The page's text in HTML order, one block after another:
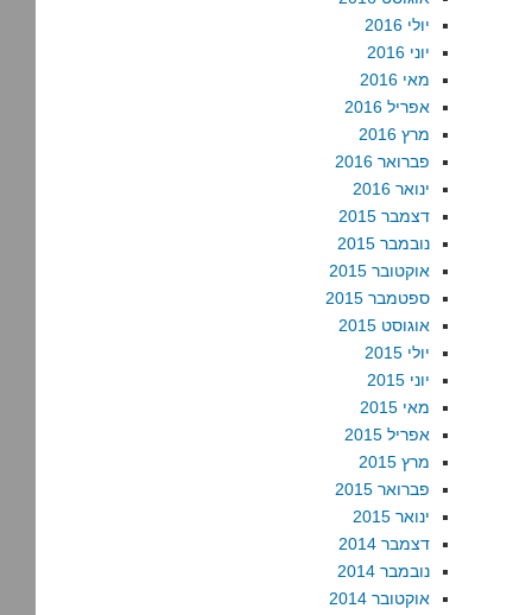
יולי 2016
יוני 2016
מאי 2016
אפריל 2016
מרץ 2016
פברואר 2016
ינואר 2016
דצמבר 2015
נובמבר 2015
אוקטובר 2015
ספטמבר 2015
אוגוסט 2015
יולי 2015
יוני 2015
מאי 2015
אפריל 2015
מרץ 2015
פברואר 2015
ינואר 2015
דצמבר 2014
נובמבר 2014
אוקטובר 2014